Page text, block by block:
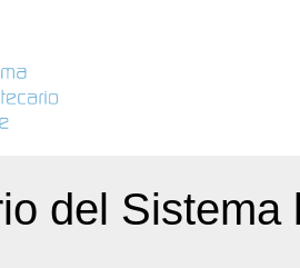
del